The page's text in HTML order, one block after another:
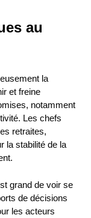
au
la
et freine
notamment
Les chefs
retraites,
la stabilité de la
grand de voir se
de décisions
les acteurs